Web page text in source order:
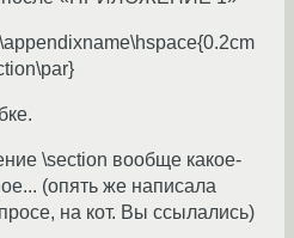
\section вообще какое-
(опять же написала
на кот. Вы ссылались)